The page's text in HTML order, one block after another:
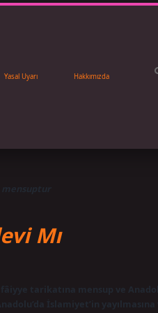
Yasal Uyarı Hakkımızda
Mı
tarikatına mensup ve
İslamiyet’in